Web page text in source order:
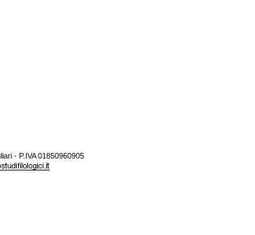
- P.IVA 01850960905